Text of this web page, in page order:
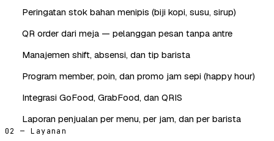
Peringatan stok bahan menipis (biji kopi, susu, sirup)
QR order dari meja — pelanggan pesan tanpa antre
Manajemen shift, absensi, dan tip barista
Program member, poin, dan promo jam sepi (happy hour)
Integrasi GoFood, GrabFood, dan QRIS
Laporan penjualan per menu, per jam, dan per barista
02 — Layanan